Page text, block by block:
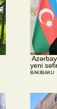
yeni
BAKIBAKU